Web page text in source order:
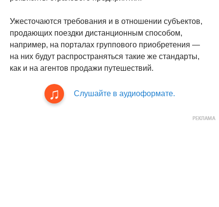
Ужесточаются требования и в отношении субъектов,
продающих поездки дистанционным способом,
например, на порталах группового приобретения —
на них будут распространяться такие же стандарты,
как и на агентов продажи путешествий.
Слушайте в аудиоформате.